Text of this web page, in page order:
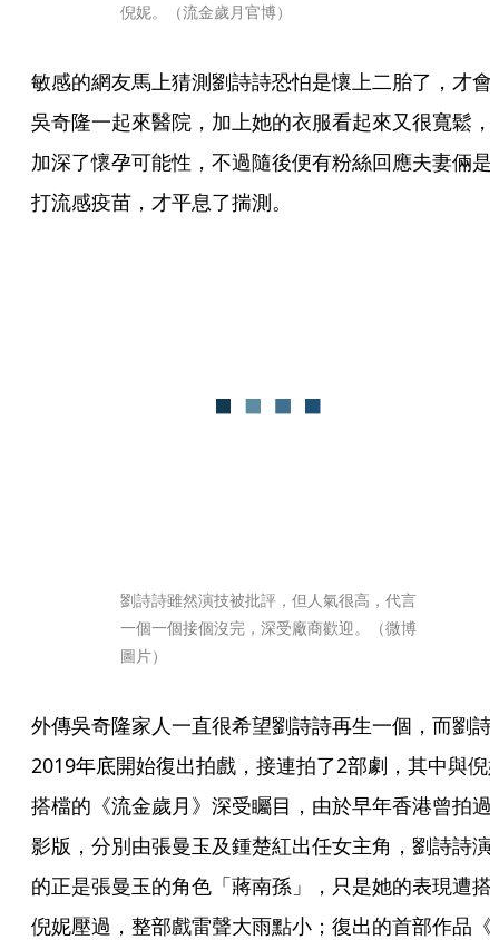
倪妮。（流金歲月官博）
敏感的網友馬上猜測劉詩詩恐怕是懷上二胎了，才會
吳奇隆一起來醫院，加上她的衣服看起來又很寬鬆，
加深了懷孕可能性，不過隨後便有粉絲回應夫妻倆是
打流感疫苗，才平息了揣測。
劉詩詩雖然演技被批評，但人氣很高，代言
一個一個接個沒完，深受廠商歡迎。（微博
圖片）
外傳吳奇隆家人一直很希望劉詩詩再生一個，而劉詩
2019年底開始復出拍戲，接連拍了2部劇，其中與倪
搭檔的《流金歲月》深受矚目，由於早年香港曾拍過
影版，分別由張曼玉及鍾楚紅出任女主角，劉詩詩演
的正是張曼玉的角色「蔣南孫」，只是她的表現遭搭
倪妮壓過，整部戲雷聲大雨點小；復出的首部作品《